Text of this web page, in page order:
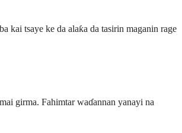
kai tsaye ke da alaƙa da tasirin maganin rage
girma. Fahimtar waɗannan yanayi na